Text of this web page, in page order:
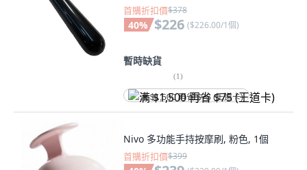
首購折扣價$378
40% $226 ($226.00/1個)
暫時缺貨
(1)
满 $1,500 再省 $75 (王道卡)
Nivo 多功能手持按摩刷, 粉色, 1個
首購折扣價$399